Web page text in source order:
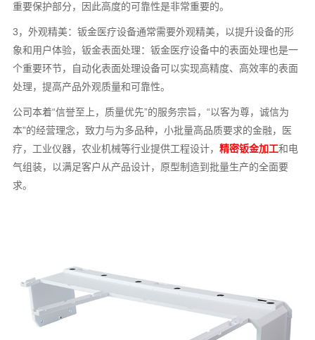
重要保护部分，因此高度的可靠性是非常重要的。
3，外观精美：钣金医疗设备通常需要外观精美，以提升设备的形
象和用户体验，钣金表面处理：钣金医疗设备中的表面处理也是一
个重要环节，自动化表面处理设备可以实现高精度、高效率的表面
处理，提高产品外观质量和可靠性。
公司本着“信誉至上，质量优先”的服务宗旨，“以客为尊，诚信为
本”的经营理念，致力与为多品种，小批量高品质要求的金融，医
疗，工业仪器，农业机械等行业提供工程设计，精密钣金加工和电
气组装，以满足客户从产品设计，原型制造到批量生产的全面要
求。